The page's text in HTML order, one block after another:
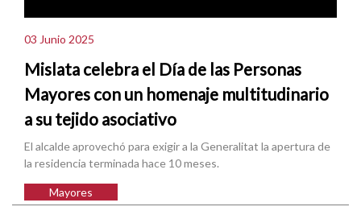
03 Junio 2025
Mislata celebra el Día de las Personas
Mayores con un homenaje multitudinario
a su tejido asociativo
El alcalde aprovechó para exigir a la Generalitat la apertura de
la residencia terminada hace 10 meses.
Mayores